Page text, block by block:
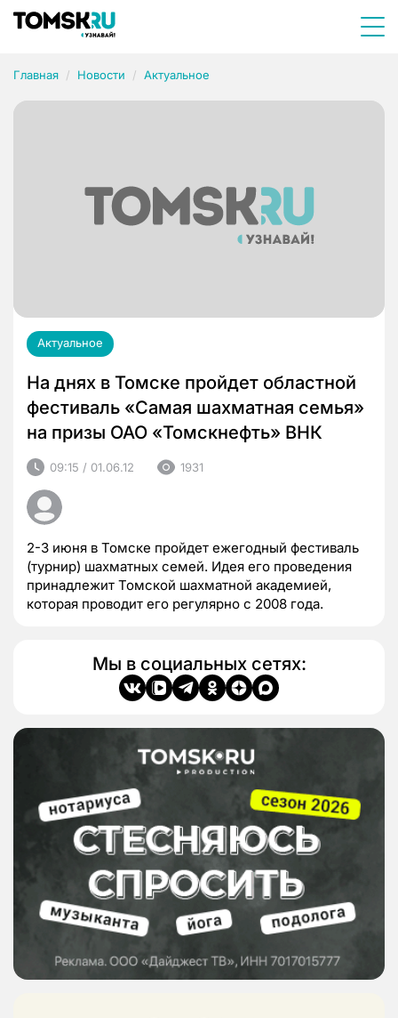
Главная Новости Актуальное
Актуальное
На днях в Томске пройдет областной
фестиваль «Самая шахматная семья»
на призы ОАО «Томскнефть» ВНК
09:15 / 01.06.12 1931
2-3 июня в Томске пройдет ежегодный фестиваль
(турнир) шахматных семей. Идея его проведения
принадлежит Томской шахматной академией,
которая проводит его регулярно с 2008 года.
Мы в социальных сетях: